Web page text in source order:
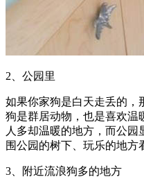
2、公园里
如果你家狗是白天走丢的，
狗是群居动物，也是喜欢温
人多却温暖的地方，而公园
围公园的树下、玩乐的地方
3、附近流浪狗多的地方